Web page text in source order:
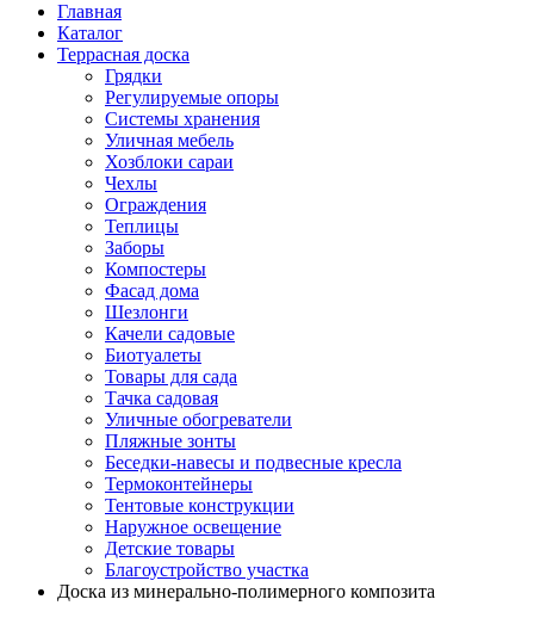
Главная
Каталог
Террасная доска
Грядки
Регулируемые опоры
Системы хранения
Уличная мебель
Хозблоки сараи
Чехлы
Ограждения
Теплицы
Заборы
Компостеры
Фасад дома
Шезлонги
Качели садовые
Биотуалеты
Товары для сада
Тачка садовая
Уличные обогреватели
Пляжные зонты
Беседки-навесы и подвесные кресла
Термоконтейнеры
Тентовые конструкции
Наружное освещение
Детские товары
Благоустройство участка
Доска из минерально-полимерного композита